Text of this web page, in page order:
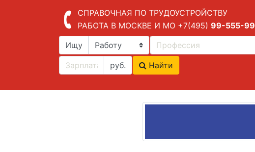
СПРАВОЧНАЯ ПО ТРУДОУСТРОЙСТВУ
РАБОТА В МОСКВЕ И МО +7(495) 99-555-99
Ищу
руб. Найти